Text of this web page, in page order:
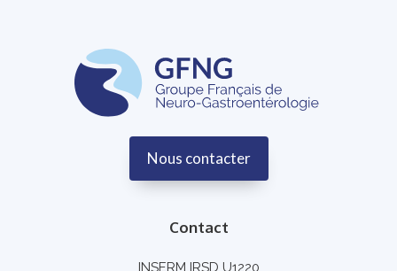
Nous contacter
Contact
INSERM IRSD U1220